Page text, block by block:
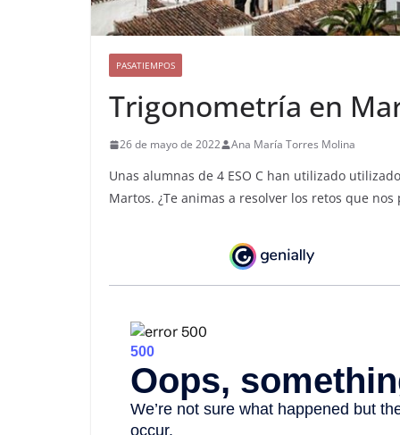
PASATIEMPOS
Trigonometría en
26 de mayo de 2022 Ana María Torres Molina
Unas alumnas de 4 ESO C han utilizado
Martos. ¿Te animas a resolver los retos que nos